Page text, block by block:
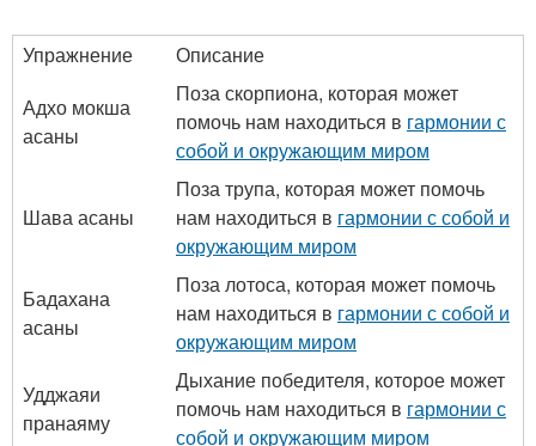
Упражнение
Описание
Адхо мокша
асаны
Поза скорпиона, которая может
помочь нам находиться в гармонии с
собой и окружающим миром
Шава асаны
Поза трупа, которая может помочь
нам находиться в гармонии с собой и
окружающим миром
Бадахана
асаны
Поза лотоса, которая может помочь
нам находиться в гармонии с собой и
окружающим миром
Удджаяи
пранаяму
Дыхание победителя, которое может
помочь нам находиться в гармонии с
собой и окружающим миром